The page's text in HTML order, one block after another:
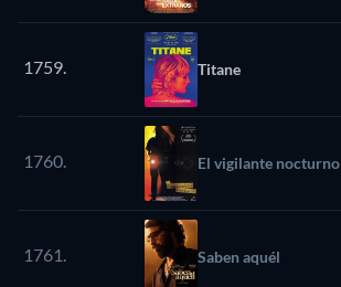
1759. Titane
1760. El vigilante nocturno
1761. Saben aquél